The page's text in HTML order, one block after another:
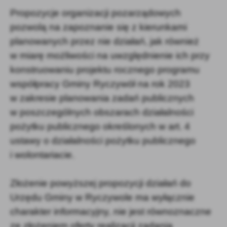
Propozycje organizacji pozarządowych
pozwolą na zapoznanie się z kierunkami
planowanych przez nie działań, jak również
w miarę możliwości na uwzględnienie ich przy
konstruowaniu projektu rocznego programu
współpracy Gminy Ryczywół na rok 2023
w zakresie planowania zadań publicznych
w poszczególnych obszarach działalności
pożytku publicznego określonych w art. 4
ustawy o działalności pożytku publicznego
i wolontariacie.
Złożenie powyższej propozycji działań do
Urzędu Gminy w Ryczywole ma wyłącznie
charakter informacyjny, nie jest równoznaczne